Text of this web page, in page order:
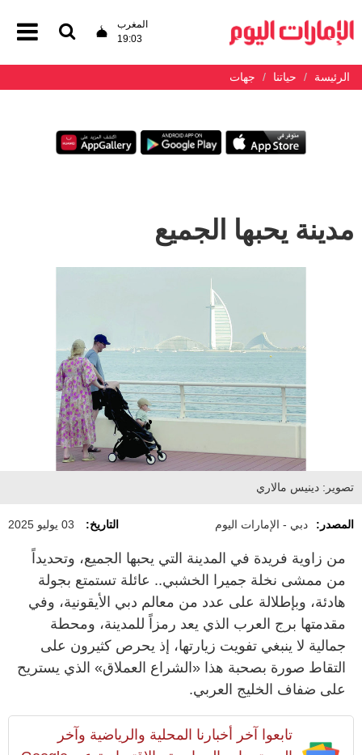
المغرب
19:03
الرئيسة حياتنا جهات
مدينة يحبها الجميع
تصوير: دينيس مالاري
المصدر: دبي - الإمارات اليوم التاريخ: 03 يوليو 2025
من زاوية فريدة في المدينة التي يحبها الجميع، وتحديداً
من ممشى نخلة جميرا الخشبي.. عائلة تستمتع بجولة
هادئة، وبإطلالة على عدد من معالم دبي الأيقونية، وفي
مقدمتها برج العرب الذي يعد رمزاً للمدينة، ومحطة
جمالية لا ينبغي تفويت زيارتها، إذ يحرص كثيرون على
التقاط صورة بصحبة هذا «الشراع العملاق» الذي يستريح
على ضفاف الخليج العربي.
تابعوا آخر أخبارنا المحلية والرياضية وآخر